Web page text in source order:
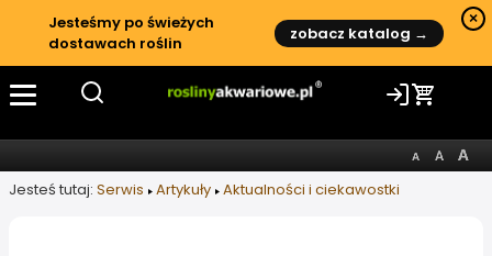
Jesteśmy po świeżych
dostawach roślin
zobacz katalog →
×
Jesteś tutaj: Serwis Artykuły Aktualności i ciekawostki